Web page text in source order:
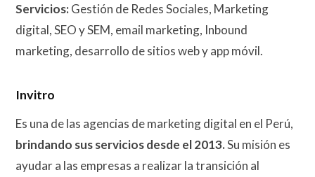
Servicios:Gestión de Redes Sociales, Marketing
digital, SEO y SEM, email marketing, Inbound
marketing, desarrollo de sitios web y app móvil.
Invitro
Es una de las agencias de marketing digital en el Perú,
brindando sus servicios desde el 2013.Su misión es
ayudar a las empresas a realizar la transición al